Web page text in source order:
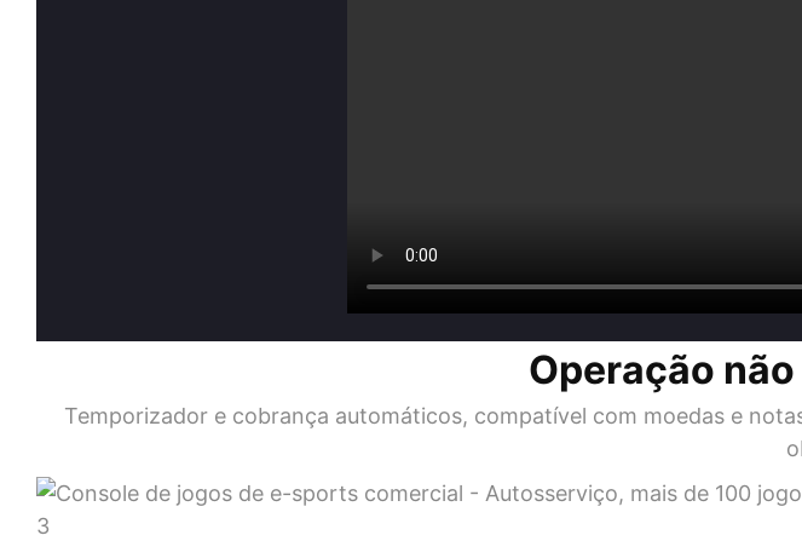
Operação
Temporizador e cobrança automáticos, compatível com moedas e